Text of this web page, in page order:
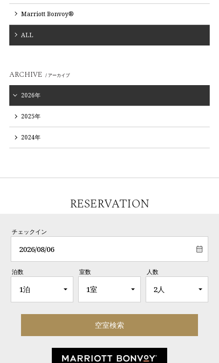
Marriott Bonvoy®
ALL
ARCHIVE / アーカイブ
2026年
2025年
2024年
RESERVATION
チェックイン
泊数 室数 人数